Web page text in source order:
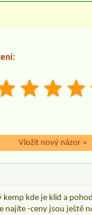
Vložit nový názor »
kemp kde je klid a
najíte -ceny jsou ještě